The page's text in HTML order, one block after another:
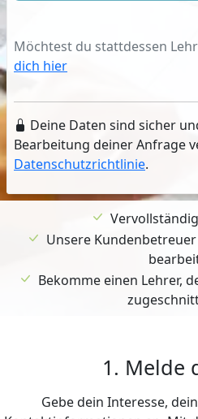
Möchtest du stattdessen
dich hier
Deine Daten sind sicher
Bearbeitung deiner Anfrage
Datenschutzrichtlinie.
Unsere
Bekomme einen Lehrer,
1. Melde
Gebe dein Interesse,